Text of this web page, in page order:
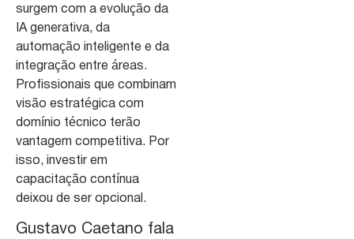
surgem com a evolução da
IA generativa, da
automação inteligente e da
integração entre áreas.
Profissionais que combinam
visão estratégica com
domínio técnico terão
vantagem competitiva. Por
isso, investir em
capacitação contínua
deixou de ser opcional.
Gustavo Caetano fala